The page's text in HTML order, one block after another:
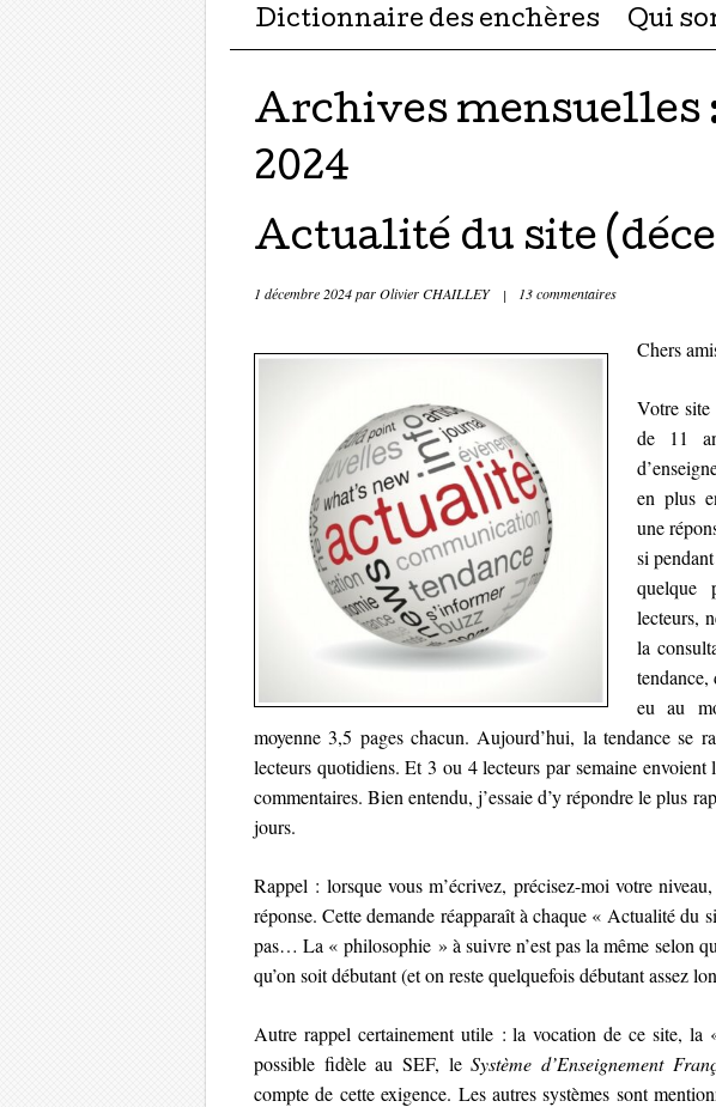
Dictionnaire des enchères Qui
Archives mensuelles
2024
Actualité du site
1 décembre 2024parOlivier CHAILLEY | 13 commentaires
Chers
Votre site
de 11
en plus
une
si
quelque
lecteurs,
la
eu au
moyenne 3,5 pages chacun. Aujourd’hui, la tendance se
lecteurs quotidiens. Et 3 ou 4 lecteurs par semaine envoient
commentaires. Bien entendu, j’essaie d’y répondre le plus
jours.
Rappel : lorsque vous m’écrivez, précisez-moi votre
réponse. Cette demande réapparaît à chaque « Actualité du
pas… La « philosophie » à suivre n’est pas la même selon
qu’on soit débutant (et on reste quelquefois débutant assez
Autre rappel certainement utile : la vocation de ce site, la
possible fidèle au SEF, leSystème d’Enseignement
compte de cette exigence. Les autres systèmes sont